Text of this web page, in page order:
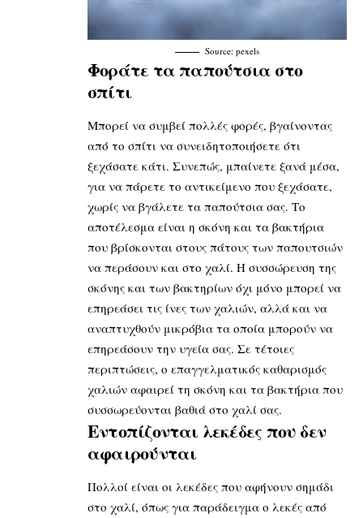
Source: pexels
Φοράτε τα παπούτσια στο
σπίτι
Μπορεί να συμβεί πολλές φορές, βγαίνοντας
από το σπίτι να συνειδητοποιήσετε ότι
ξεχάσατε κάτι. Συνεπώς, μπαίνετε ξανά μέσα,
για να πάρετε το αντικείμενο που ξεχάσατε,
χωρίς να βγάλετε τα παπούτσια σας. Το
αποτέλεσμα είναι η σκόνη και τα βακτήρια
που βρίσκονται στους πάτους των παπουτσιών
να περάσουν και στο χαλί. Η συσσώρευση της
σκόνης και των βακτηρίων όχι μόνο μπορεί να
επηρεάσει τις ίνες των χαλιών, αλλά και να
αναπτυχθούν μικρόβια τα οποία μπορούν να
επηρεάσουν την υγεία σας. Σε τέτοιες
περιπτώσεις, ο επαγγελματικός καθαρισμός
χαλιών αφαιρεί τη σκόνη και τα βακτήρια που
συσσωρεύονται βαθιά στο χαλί σας.
Εντοπίζονται λεκέδες που δεν
αφαιρούνται
Πολλοί είναι οι λεκέδες που αφήνουν σημάδι
στο χαλί, όπως για παράδειγμα ο λεκές από